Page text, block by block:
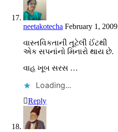
neetakotecha February 1, 2009
વાસ્તવિકતાની તૂટેલી ઈંટથી
એક સપનાંનો મિનારો થાય છે.
વાહ ખૂબ સરસ …
Loading...
Reply